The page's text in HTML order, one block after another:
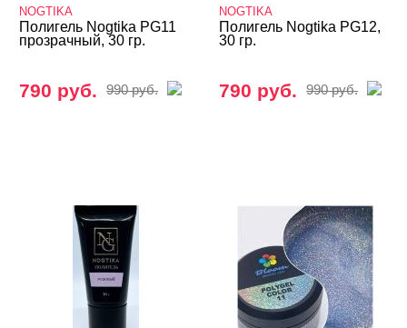
NOGTIKA
Полигель Nogtika PG11
прозрачный, 30 гр.
790 руб. 990 руб.
NOGTIKA
Полигель Nogtika PG12,
30 гр.
790 руб. 990 руб.